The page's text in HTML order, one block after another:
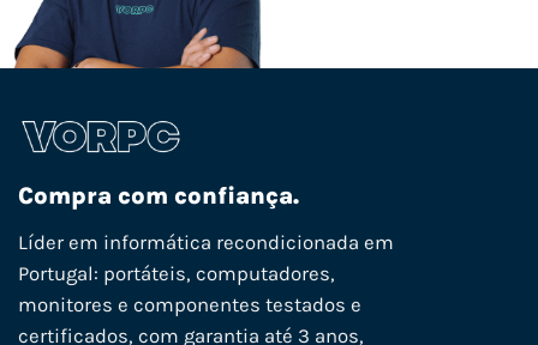
Compra com confiança.
Líder em informática recondicionada em
Portugal: portáteis, computadores,
monitores e componentes testados e
certificados, com garantia até 3 anos,